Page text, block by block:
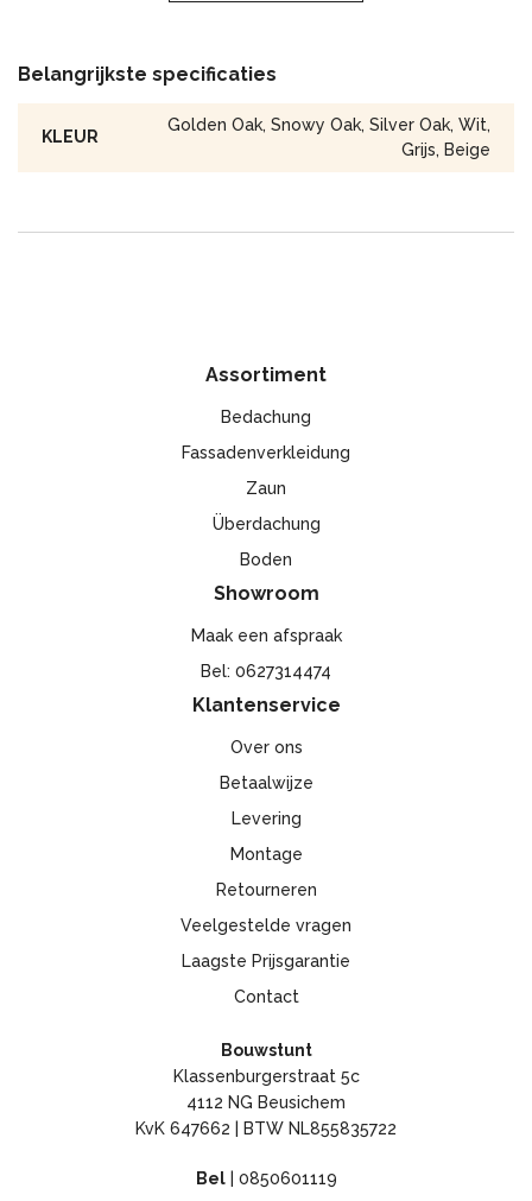
aan de verwerking van de gevelbekleding, in elk seizoen, en
vereist geen onderhoud en verven is gedurende de gehele
gebruiksperiode niet nodig.
ventilatie van de gevel. Uitgebreide keuze van plinten maakt
Belangrijkste specificaties
KLEUR
Golden Oak, Snowy Oak, Silver Oak, Wit,
Grijs, Beige
Assortiment
Bedachung
Fassadenverkleidung
Zaun
Überdachung
Boden
Showroom
Maak een afspraak
Bel: 0627314474
Klantenservice
Over ons
Betaalwijze
Levering
Montage
Retourneren
Veelgestelde vragen
Laagste Prijsgarantie
Contact
Bouwstunt
Klassenburgerstraat 5c
4112 NG Beusichem
KvK 647662 | BTW NL855835722
Bel| 0850601119